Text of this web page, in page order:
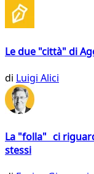
Le due "città" di
di Luigi Alici
La "folla" ci
stessi